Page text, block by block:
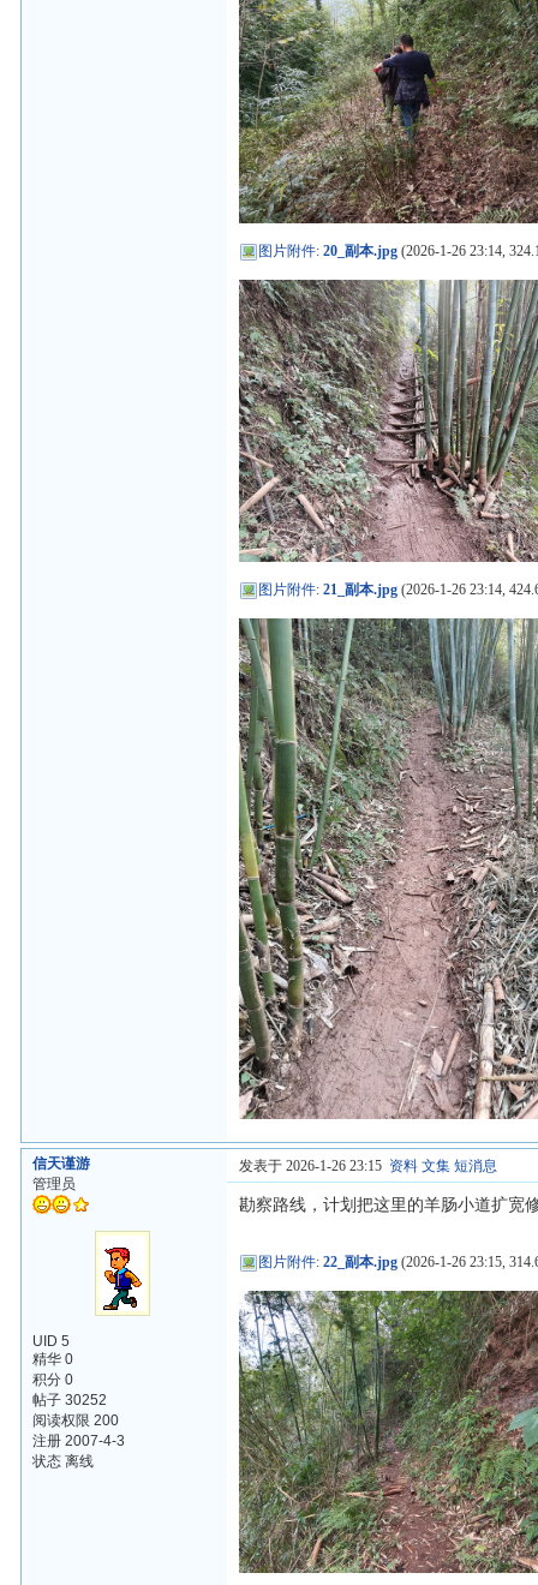
图片附件:20_副本.jpg (2026-1-26 23:14,
图片附件:21_副本.jpg (2026-1-26 23:14,
信天谨游
管理员
UID 5
精华 0
积分 0
帖子 30252
阅读权限 200
注册 2007-4-3
状态 离线
发表于 2026-1-26 23:15 资料 文集 短消息
勘察路线，计划把这里的羊肠小道扩宽
图片附件:22_副本.jpg (2026-1-26 23:15,